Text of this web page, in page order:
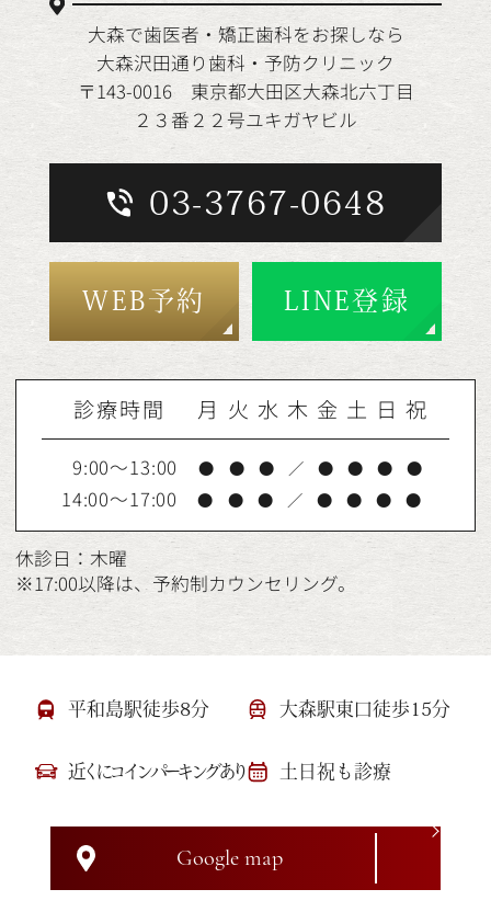
大森で歯医者・矯正歯科をお探しなら
大森沢田通り歯科・予防クリニック
〒143-0016 東京都大田区大森北六丁目
２３番２２号ユキガヤビル
03-3767-0648
WEB予約 LINE登録
診療時間 月 火 水 木 金 土 日 祝
9:00～13:00 ● ● ● ／ ● ● ● ●
14:00～17:00 ● ● ● ／ ● ● ● ●
休診日：木曜
※17:00以降は、予約制カウンセリング。
平和島駅徒歩8分 大森駅東口徒歩15分
近くにコインパーキングあり 土日祝も診療
Google map